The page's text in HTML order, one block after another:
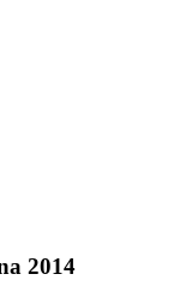
2014